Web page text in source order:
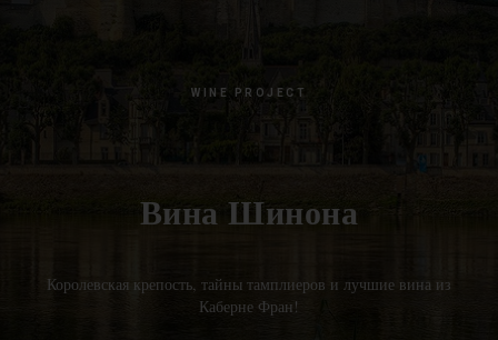
WINE PROJECT
Вина Шинона
Королевская крепость, тайны тамплиеров и лучшие вина из
Каберне Фран!